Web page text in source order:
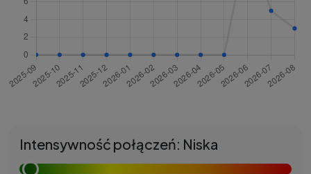
Intensywność połączeń: Niska